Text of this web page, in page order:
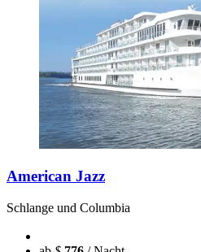
American Jazz
Schlange und Columbia